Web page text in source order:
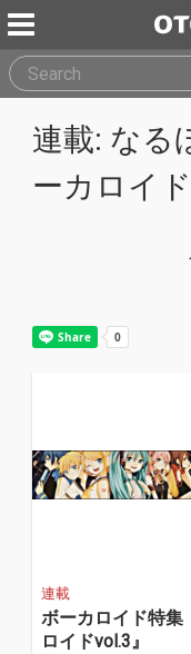
連載: なる
ーカロイド
連載
ボーカロイド特集
ロイドvol.3』